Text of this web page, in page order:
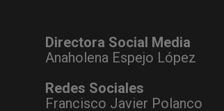
Directora Social Media
Anaholena Espejo López
Redes Sociales
Francisco Javier Polanco